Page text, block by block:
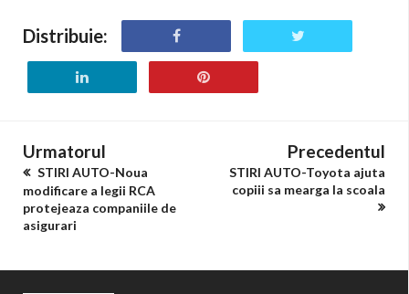
Distribuie:
Urmatorul
STIRI AUTO-Noua
modificare a legii RCA
protejeaza companiile de
asigurari
Precedentul
STIRI AUTO-Toyota ajuta
copiii sa mearga la scoala